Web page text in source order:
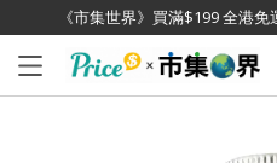
《市集世界》買滿$199 全港
已加入購物車